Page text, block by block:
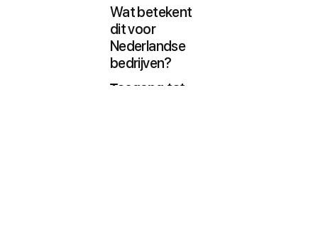
Wat betekent
dit voor
Nederlandse
bedrijven?
Toegang tot